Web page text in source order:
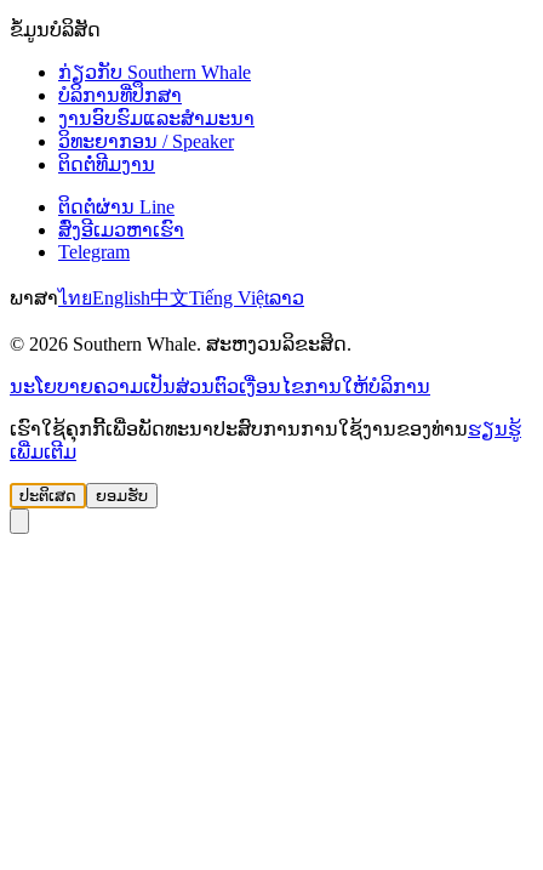
ຂໍ້ມູນບໍລິສັດ
ກ່ຽວກັບ Southern Whale
ບໍລິການທີ່ປຶກສາ
ງານອົບຮົມແລະສຳມະນາ
ວິທະຍາກອນ / Speaker
ຕິດຕໍ່ທີມງານ
ຕິດຕໍ່ຜ່ານ Line
ສົ່ງອີເມວຫາເຮົາ
Telegram
ພາສາไทยEnglish中文Tiếng Việtລາວ
© 2026 Southern Whale. ສະຫງວນລິຂະສິດ.
ນະໂຍບາຍຄວາມເປັນສ່ວນຕົວເງື່ອນໄຂການໃຫ້ບໍລິການ
ເຮົາໃຊ້ຄຸກກີ້ເພື່ອພັດທະນາປະສົບການການໃຊ້ງານຂອງທ່ານຮຽນຮູ້
ເພີ່ມເຕີມ
ປະຕິເສດ ຍອມຮັບ